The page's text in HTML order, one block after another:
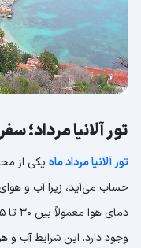
تور آلانیا مرداد؛
تور آلانیا مرداد ماه یکی از
حساب می‌آید، زیرا آب و هوای
وجود دارد. این شرایط آب و